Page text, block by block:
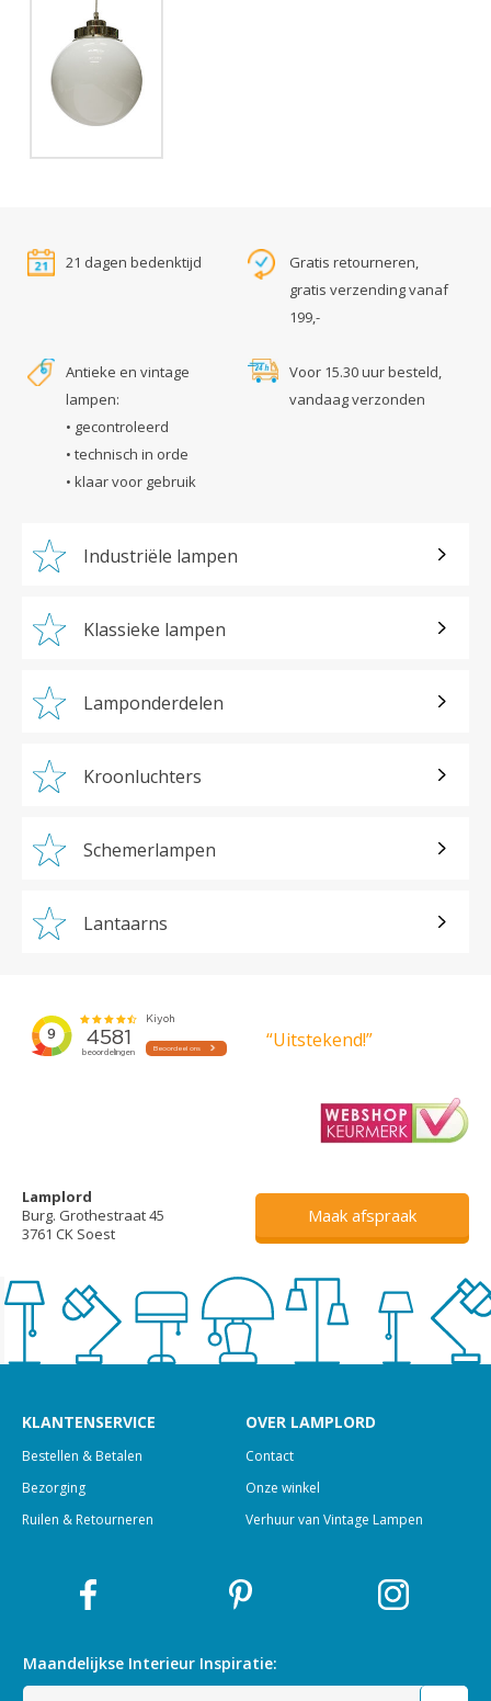
21 dagen bedenktijd
Gratis retourneren,
gratis verzending vanaf
199,-
Antieke en vintage
lampen:
• gecontroleerd
• technisch in orde
• klaar voor gebruik
Voor 15.30 uur besteld,
vandaag verzonden
Industriële lampen
Klassieke lampen
Lamponderdelen
Kroonluchters
Schemerlampen
Lantaarns
“Uitstekend!”
Lamplord
Burg. Grothestraat 45
3761 CK Soest
Maak afspraak
KLANTENSERVICE
Bestellen & Betalen
Bezorging
Ruilen & Retourneren
OVER LAMPLORD
Contact
Onze winkel
Verhuur van Vintage Lampen
Maandelijkse Interieur Inspiratie: